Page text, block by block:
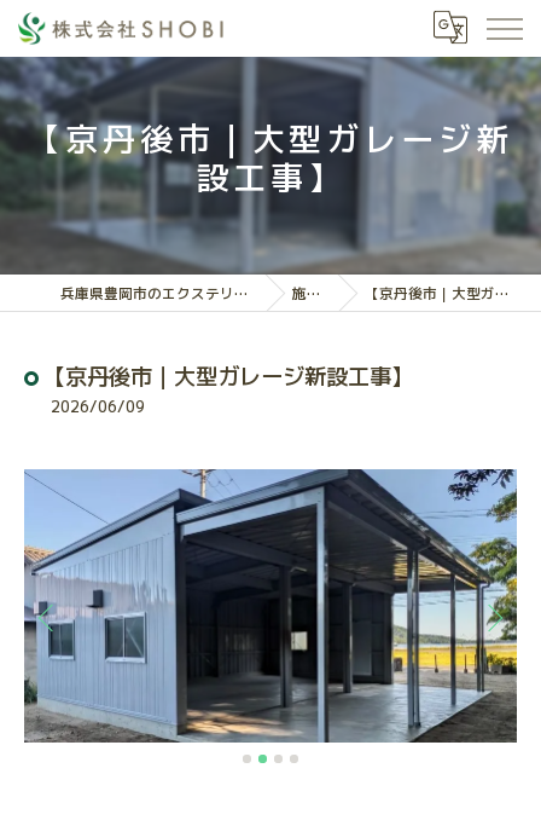
【京丹後市｜大型ガレージ新
設工事】
兵庫県豊岡市のエクステリアなら株式会社SHOBI 施工実績 【京丹後市｜大型ガレージ新設工事】
【京丹後市｜大型ガレージ新設工事】
2026/06/09